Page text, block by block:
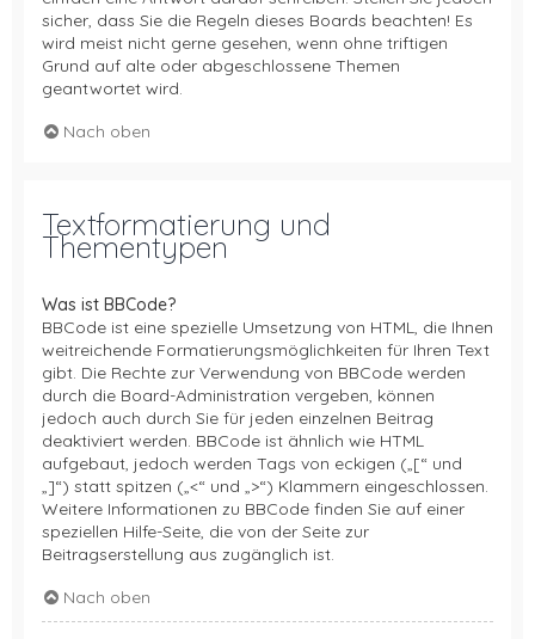
sicher, dass Sie die Regeln dieses Boards beachten! Es
wird meist nicht gerne gesehen, wenn ohne triftigen
Grund auf alte oder abgeschlossene Themen
geantwortet wird.
Nach oben
Textformatierung und
Thementypen
Was ist BBCode?
BBCode ist eine spezielle Umsetzung von HTML, die Ihnen
weitreichende Formatierungsmöglichkeiten für Ihren Text
gibt. Die Rechte zur Verwendung von BBCode werden
durch die Board-Administration vergeben, können
jedoch auch durch Sie für jeden einzelnen Beitrag
deaktiviert werden. BBCode ist ähnlich wie HTML
aufgebaut, jedoch werden Tags von eckigen („[“ und
„]“) statt spitzen („<“ und „>“) Klammern eingeschlossen.
Weitere Informationen zu BBCode finden Sie auf einer
speziellen Hilfe-Seite, die von der Seite zur
Beitragserstellung aus zugänglich ist.
Nach oben